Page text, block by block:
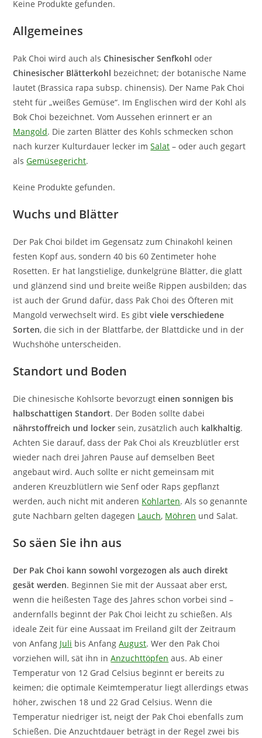
Keine Produkte gefunden.
Allgemeines
Pak Choi wird auch alsChinesischer Senfkohl oder
Chinesischer Blätterkohl bezeichnet; der botanische Name
lautet (Brassica rapa subsp. chinensis). Der Name Pak Choi
steht für „weißes Gemüse“. Im Englischen wird der Kohl als
Bok Choi bezeichnet. Vom Aussehen erinnert er an
Mangold. Die zarten Blätter des Kohls schmecken schon
nach kurzer Kulturdauer lecker imSalat – oder auch gegart
alsGemüsegericht.
Keine Produkte gefunden.
Wuchs und Blätter
Der Pak Choi bildet im Gegensatz zum Chinakohl keinen
festen Kopf aus, sondern 40 bis 60 Zentimeter hohe
Rosetten. Er hat langstielige, dunkelgrüne Blätter, die glatt
und glänzend sind und breite weiße Rippen ausbilden; das
ist auch der Grund dafür, dass Pak Choi des Öfteren mit
Mangold verwechselt wird. Es gibtviele verschiedene
Sorten, die sich in der Blattfarbe, der Blattdicke und in der
Wuchshöhe unterscheiden.
Standort und Boden
Die chinesische Kohlsorte bevorzugteinen sonnigen bis
halbschattigen Standort. Der Boden sollte dabei
nährstoffreich und locker sein, zusätzlich auch kalkhaltig.
Achten Sie darauf, dass der Pak Choi als Kreuzblütler erst
wieder nach drei Jahren Pause auf demselben Beet
angebaut wird. Auch sollte er nicht gemeinsam mit
anderen Kreuzblütlern wie Senf oder Raps gepflanzt
werden, auch nicht mit anderen Kohlarten. Als so genannte
gute Nachbarn gelten dagegen Lauch, Möhren und Salat.
So säen Sie ihn aus
Der Pak Choi kann sowohl vorgezogen als auch direkt
gesät werden. Beginnen Sie mit der Aussaat aber erst,
wenn die heißesten Tage des Jahres schon vorbei sind –
andernfalls beginnt der Pak Choi leicht zu schießen. Als
ideale Zeit für eine Aussaat im Freiland gilt der Zeitraum
von Anfang Juli bis AnfangAugust. Wer den Pak Choi
vorziehen will, sät ihn inAnzuchttöpfen aus. Ab einer
Temperatur von 12 Grad Celsius beginnt er bereits zu
keimen; die optimale Keimtemperatur liegt allerdings etwas
höher, zwischen 18 und 22 Grad Celsius. Wenn die
Temperatur niedriger ist, neigt der Pak Choi ebenfalls zum
Schießen. Die Anzuchtdauer beträgt in der Regel zwei bis